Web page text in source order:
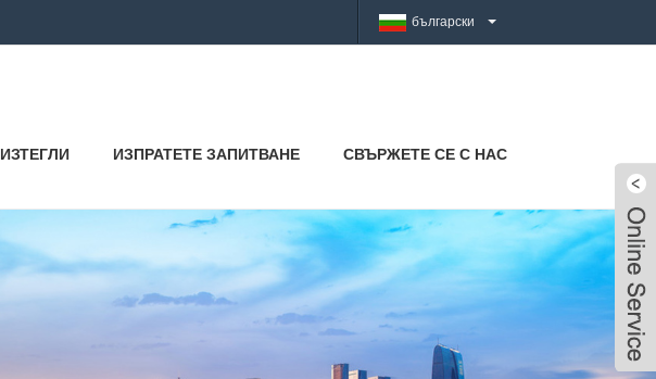
български
ИЗТЕГЛИ ИЗПРАТЕТЕ ЗАПИТВАНЕ СВЪРЖЕТЕ СЕ С НАС